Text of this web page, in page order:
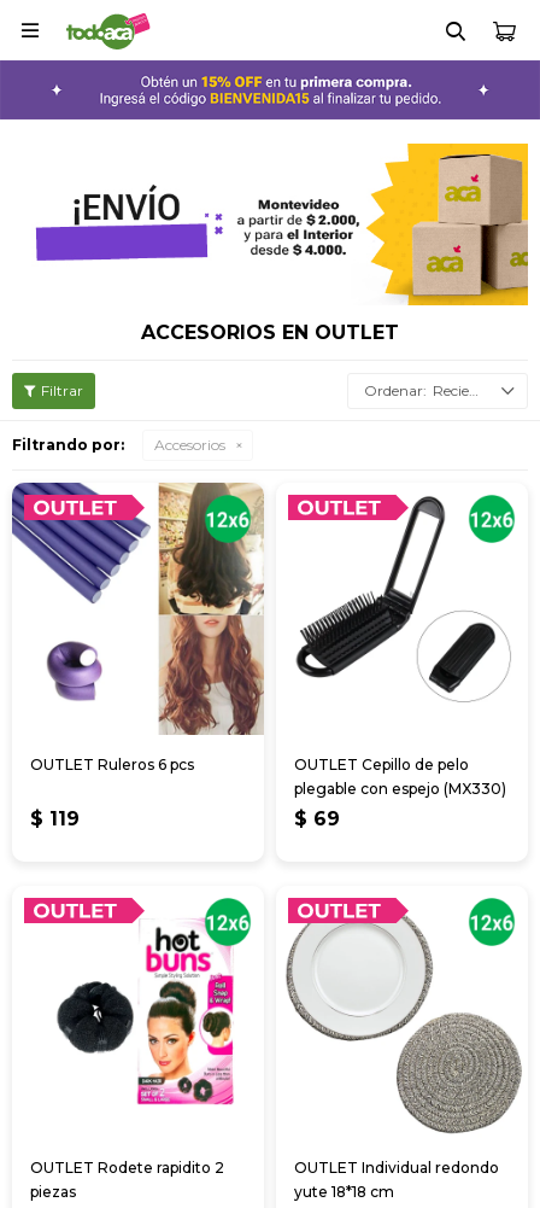

ACCESORIOS EN OUTLET
Recientes
Filtrando por: Accesorios
OUTLET Ruleros 6 pcs
$ 119
OUTLET Cepillo de pelo
plegable con espejo (MX330)
$ 69
OUTLET Rodete rapidito 2
piezas
OUTLET Individual redondo
yute 18*18 cm